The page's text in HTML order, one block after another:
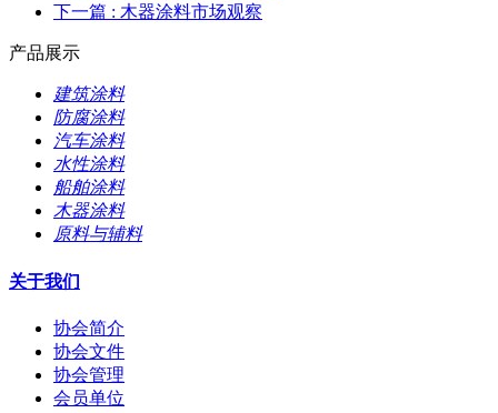
下一篇 : 木器涂料市场观察
产品展示
建筑涂料
防腐涂料
汽车涂料
水性涂料
船舶涂料
木器涂料
原料与辅料
关于我们
协会简介
协会文件
协会管理
会员单位